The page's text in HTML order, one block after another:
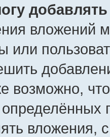
вложений
или
возможно,
вложения,